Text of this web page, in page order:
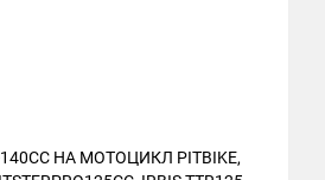
НА МОТОЦИКЛ PITBIKE,